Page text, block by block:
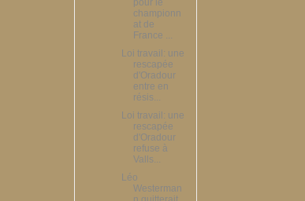
championn
at de
France ...
Loi travail: une
rescapée
d'Oradour
entre en
résis...
Loi travail: une
rescapée
d'Oradour
refuse à
Valls...
Léo
Westerman